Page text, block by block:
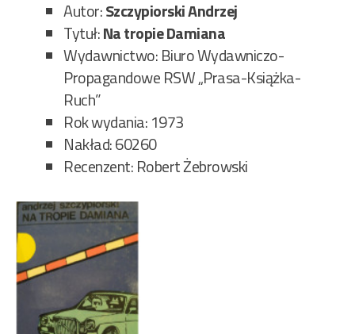
Autor:Szczypiorski Andrzej
Tytuł:Na tropie Damiana
Wydawnictwo: Biuro Wydawniczo-
Propagandowe RSW „Prasa-Książka-
Ruch”
Rok wydania: 1973
Nakład: 60260
Recenzent: Robert Żebrowski